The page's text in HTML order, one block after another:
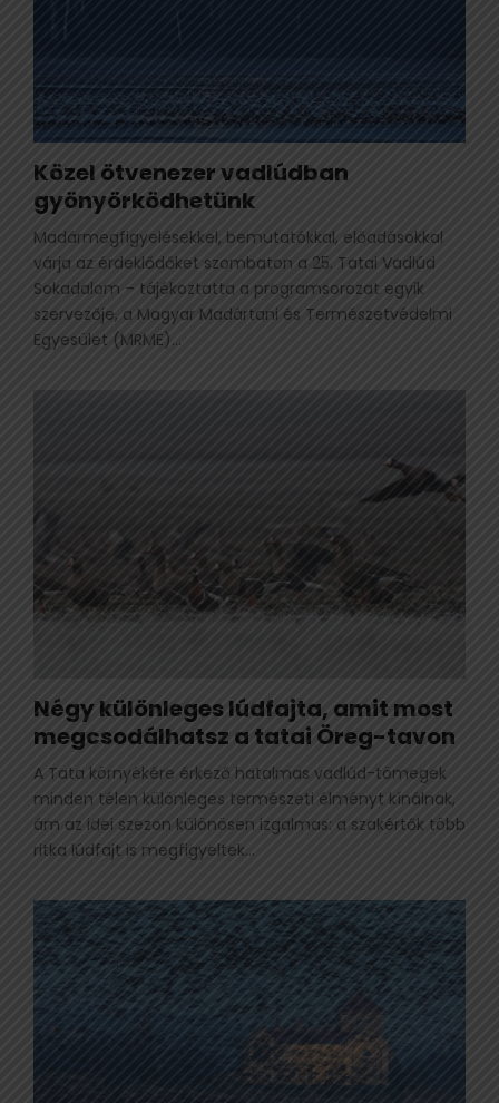
Közel ötvenezer vadlúdban
gyönyörködhetünk
Madármegfigyelésekkel, bemutatókkal, előadásokkal
várja az érdeklődőket szombaton a 25. Tatai Vadlúd
Sokadalom – tájékoztatta a programsorozat egyik
szervezője, a Magyar Madártani és Természetvédelmi
Egyesület (MRME)...
Négy különleges lúdfajta, amit most
megcsodálhatsz a tatai Öreg-tavon
A Tata környékére érkező hatalmas vadlúd-tömegek
minden télen különleges természeti élményt kínálnak,
ám az idei szezon különösen izgalmas: a szakértők több
ritka lúdfajt is megfigyeltek...